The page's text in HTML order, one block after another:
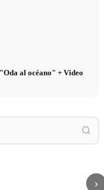
al océano" + Video
›